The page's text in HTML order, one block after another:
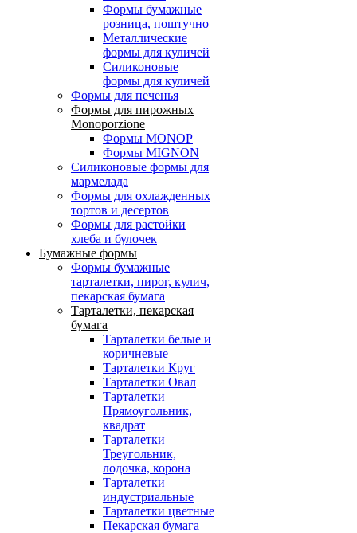
Формы бумажные
розница, поштучно
Металлические
формы для куличей
Силиконовые
формы для куличей
Формы для печенья
Формы для пирожных
Monoporzione
Формы MONOP
Формы MIGNON
Силиконовые формы для
мармелада
Формы для oхлажденных
тортов и десертов
Формы для растойки
хлеба и булочек
Бумажные формы
Формы бумажные
тарталетки, пирог, кулич,
пекарская бумага
Тарталетки, пекарская
бумага
Тарталетки белые и
коричневые
Тарталетки Круг
Тарталетки Овал
Тарталетки
Прямоугольник,
квадрат
Тарталетки
Треугольник,
лодочка, корона
Тарталетки
индустриальные
Тарталетки цветные
Пекарская бумага